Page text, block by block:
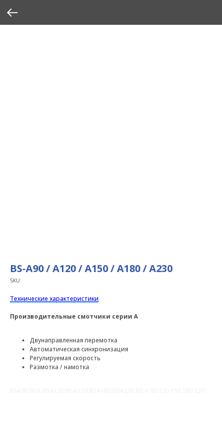
BS-A90 / A120 / A150 / A180 / A230
SKU:
Технические характеристики
Производительные смотчики серии A
Двунаправленная перемотка
Автоматическая синхронизация
Регулируемая скорость
Размотка / намотка